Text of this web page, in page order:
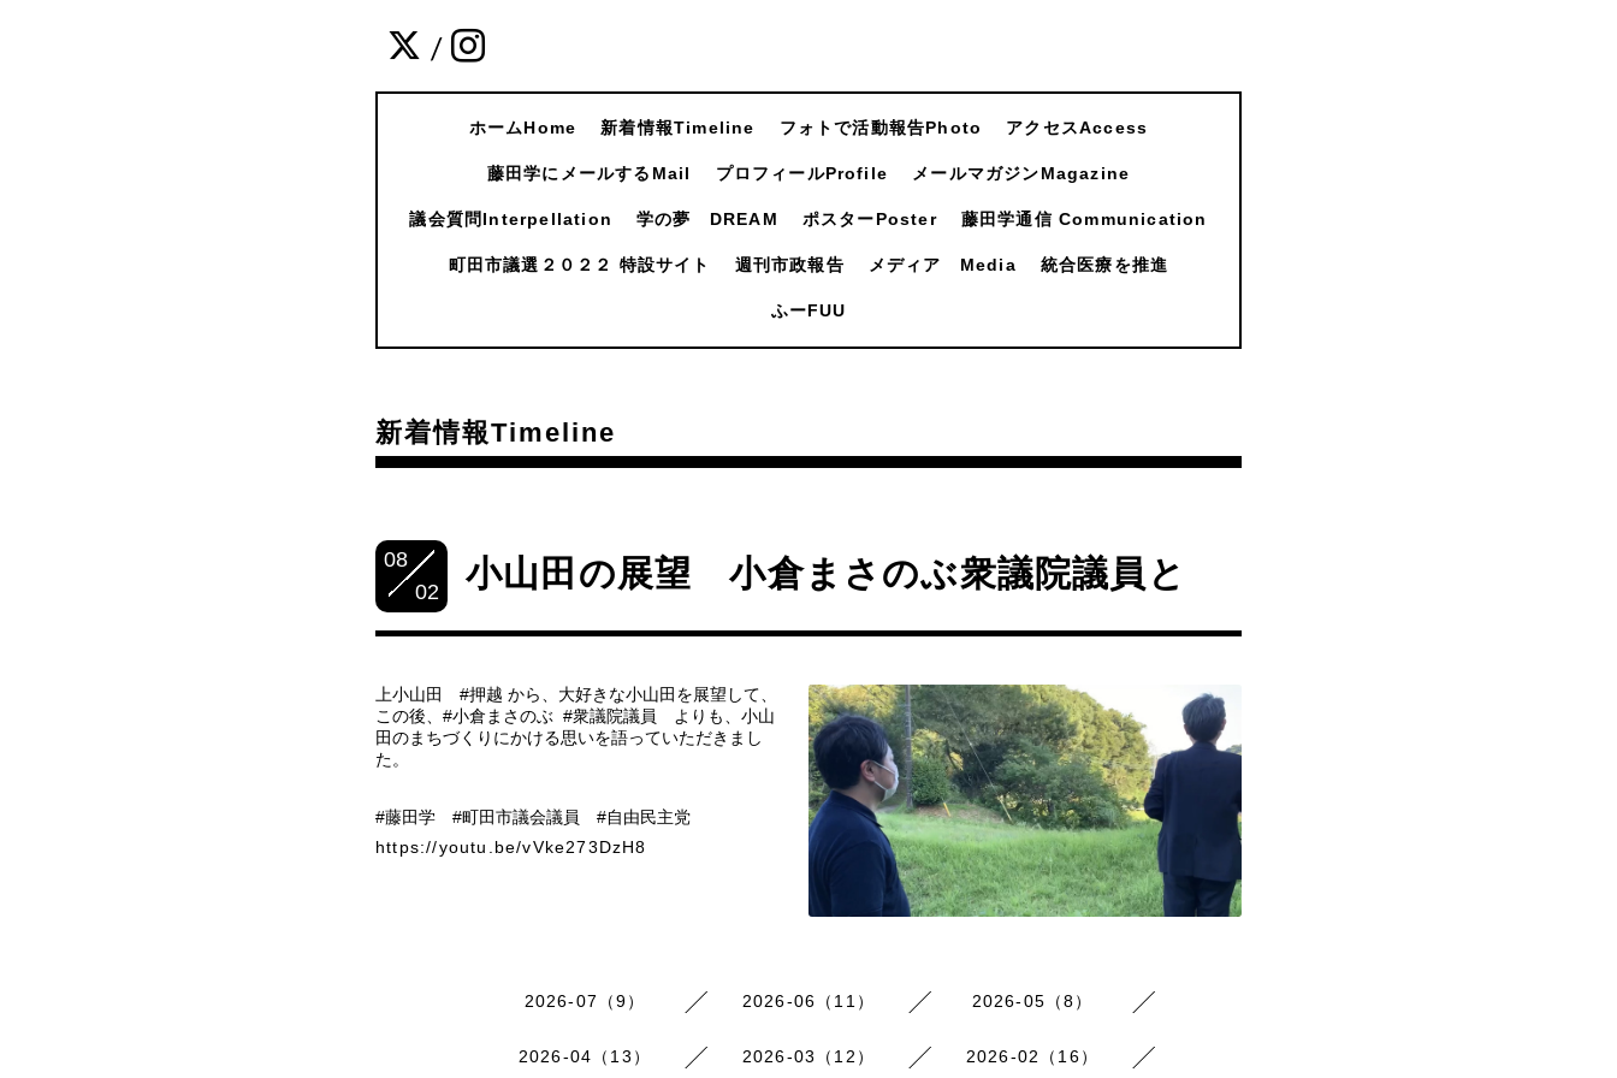
/
ホームHome 新着情報Timeline フォトで活動報告Photo アクセスAccess
藤田学にメールするMail プロフィールProfile メールマガジンMagazine
議会質問Interpellation 学の夢 DREAM ポスターPoster 藤田学通信 Communication
町田市議選２０２２ 特設サイト 週刊市政報告 メディア Media 統合医療を推進
ふーFUU
新着情報Timeline
08
02
小山田の展望 小倉まさのぶ衆議院議員と
上小山田 #押越 から、大好きな小山田を展望して、
この後、#小倉まさのぶ #衆議院議員 よりも、小山
田のまちづくりにかける思いを語っていただきまし
た。
#藤田学 #町田市議会議員 #自由民主党
https://youtu.be/vVke273DzH8
2026-07（9） 2026-06（11） 2026-05（8）
2026-04（13） 2026-03（12） 2026-02（16）